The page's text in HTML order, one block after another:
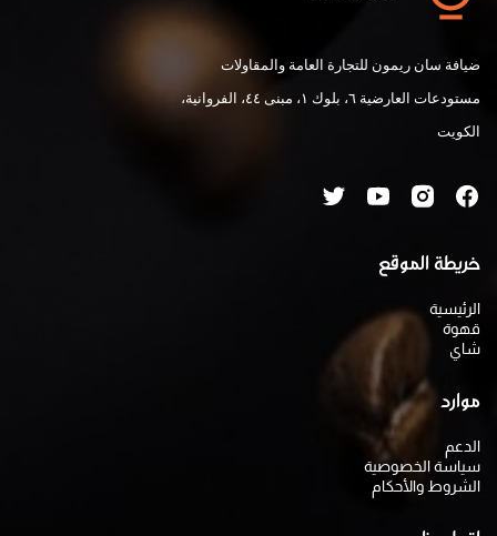
ضيافة سان ريمون للتجارة العامة والمقاولات
مستودعات العارضية ٦، بلوك ١، مبنى ٤٤، الفروانية،
الكويت
خريطة الموقع
الرئيسية
قهوة
شاي
موارد
الدعم
سياسة الخصوصية
الشروط والأحكام